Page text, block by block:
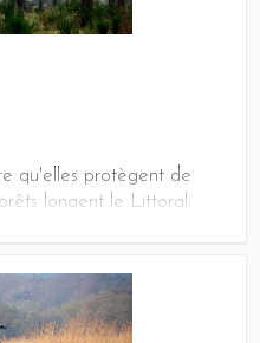
qu'elles protègent de
longent le Littoral,
Beaucoup de ceux
vivre sans elles... Les
aussi vulnérables, il